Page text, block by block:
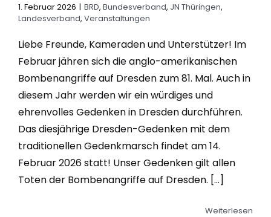
1. Februar 2026 | BRD, Bundesverband, JN Thüringen,
Landesverband, Veranstaltungen
Liebe Freunde, Kameraden und Unterstützer! Im
Februar jähren sich die anglo-amerikanischen
Bombenangriffe auf Dresden zum 81. Mal. Auch in
diesem Jahr werden wir ein würdiges und
ehrenvolles Gedenken in Dresden durchführen.
Das diesjährige Dresden-Gedenken mit dem
traditionellen Gedenkmarsch findet am 14.
Februar 2026 statt! Unser Gedenken gilt allen
Toten der Bombenangriffe auf Dresden. [...]
Weiterlesen